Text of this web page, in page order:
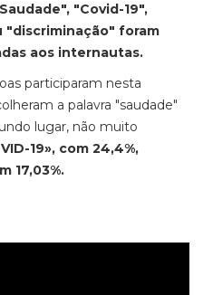
"Covid-19",
"discriminação" foram
aos internautas.
participaram nesta
a palavra "saudade"
lugar, não muito
19», com 24,4%,
17,03%.